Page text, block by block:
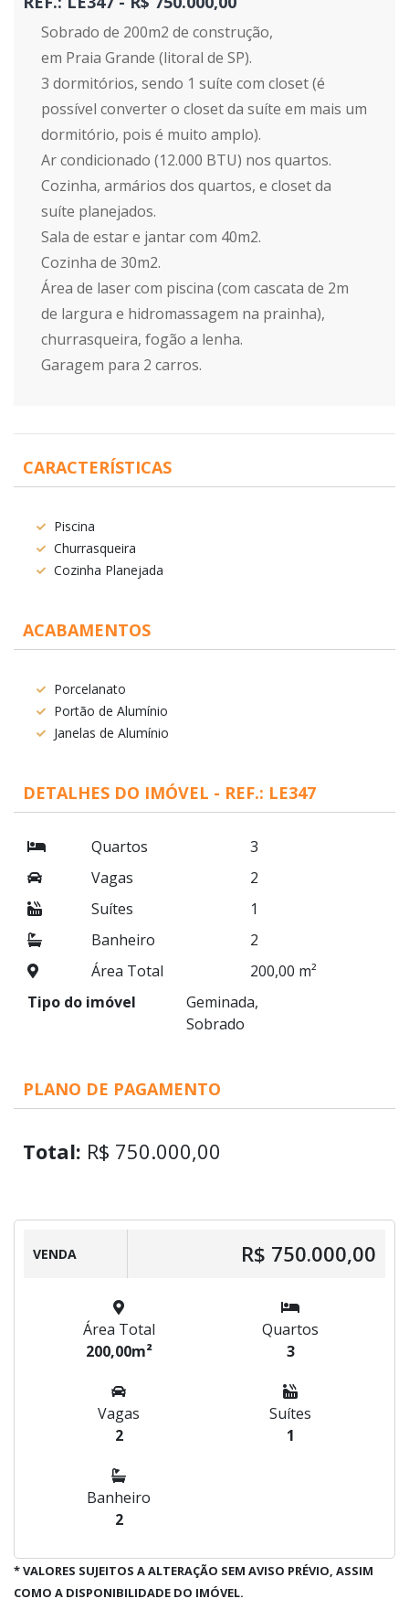
Sobrado de 200m2 de construção,
em Praia Grande (litoral de SP).
3 dormitórios, sendo 1 suíte com closet (é
possível converter o closet da suíte em mais um
dormitório, pois é muito amplo).
Ar condicionado (12.000 BTU) nos quartos.
Cozinha, armários dos quartos, e closet da
suíte planejados.
Sala de estar e jantar com 40m2.
Cozinha de 30m2.
Área de laser com piscina (com cascata de 2m
de largura e hidromassagem na prainha),
churrasqueira, fogão a lenha.
Garagem para 2 carros.
CARACTERÍSTICAS
Piscina
Churrasqueira
Cozinha Planejada
ACABAMENTOS
Porcelanato
Portão de Alumínio
Janelas de Alumínio
DETALHES DO IMÓVEL - REF.: LE347
Quartos
3
Vagas
2
Suítes
1
Banheiro
2
Área Total
200,00 m²
Tipo do imóvel
Geminada,
Sobrado
PLANO DE PAGAMENTO
Total: R$ 750.000,00
VENDA R$ 750.000,00
Área Total
200,00m²
Quartos
3
Vagas
2
Suítes
1
Banheiro
2
* VALORES SUJEITOS A ALTERAÇÃO SEM AVISO PRÉVIO, ASSIM
COMO A DISPONIBILIDADE DO IMÓVEL.